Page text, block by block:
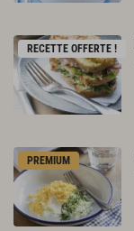
RECETTE OFFERTE !
PREMIUM